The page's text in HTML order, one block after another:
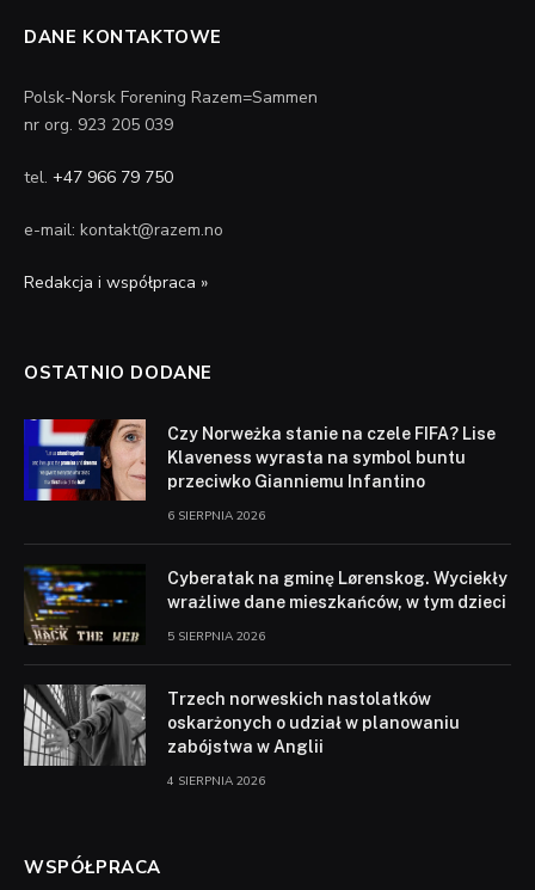
DANE KONTAKTOWE
Polsk-Norsk Forening Razem=Sammen
nr org. 923 205 039
tel. +47 966 79 750
e-mail: kontakt@razem.no
Redakcja i współpraca »
OSTATNIO DODANE
Czy Norweżka stanie na czele FIFA? Lise
Klaveness wyrasta na symbol buntu
przeciwko Gianniemu Infantino
6 SIERPNIA 2026
Cyberatak na gminę Lørenskog. Wyciekły
wrażliwe dane mieszkańców, w tym dzieci
5 SIERPNIA 2026
Trzech norweskich nastolatków
oskarżonych o udział w planowaniu
zabójstwa w Anglii
4 SIERPNIA 2026
WSPÓŁPRACA